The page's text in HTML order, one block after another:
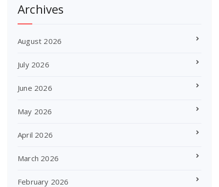
Archives
August 2026
July 2026
June 2026
May 2026
April 2026
March 2026
February 2026